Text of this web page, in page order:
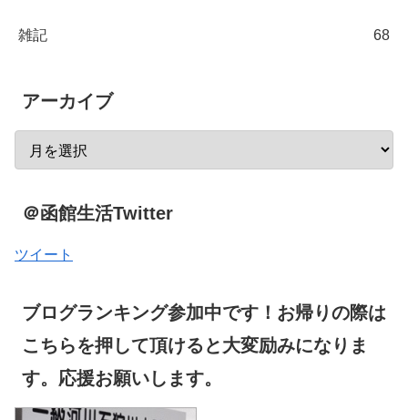
雑記 68
アーカイブ
＠函館生活Twitter
ツイート
ブログランキング参加中です！お帰りの際は
こちらを押して頂けると大変励みになりま
す。応援お願いします。